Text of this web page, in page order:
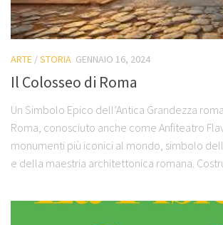
ARTE /STORIA GENNAIO 16, 2024
Il Colosseo di Roma
Un Simbolo Epico dell’Antica Grandezza
Roma, conosciuto anche come Anfiteatro
monumenti più iconici al mondo, simbolo
e della maestria architettonica romana.